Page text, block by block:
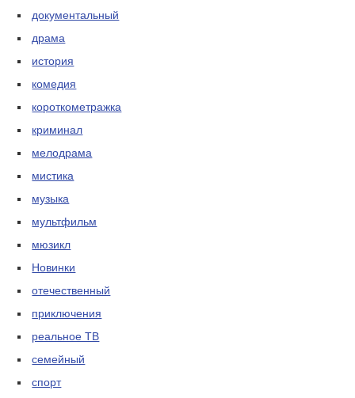
документальный
драма
история
комедия
короткометражка
криминал
мелодрама
мистика
музыка
мультфильм
мюзикл
Новинки
отечественный
приключения
реальное ТВ
семейный
спорт